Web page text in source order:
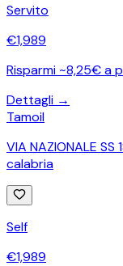
Servito
€1,989
Risparmi ~8,25€ a
Dettagli →
Tamoil
VIA NAZIONALE
calabria
Self
€1,989